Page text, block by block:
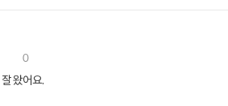
0
왔어요.